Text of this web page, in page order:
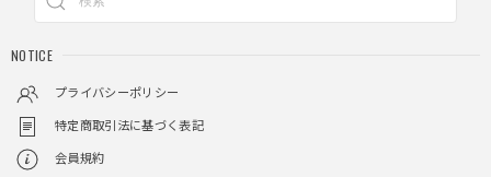
しっかりと重さがあるので安っぽくなく値段に見合ったクオ
リティ
NOTICE
プライバシーポリシー
特定商取引法に基づく表記
会員規約